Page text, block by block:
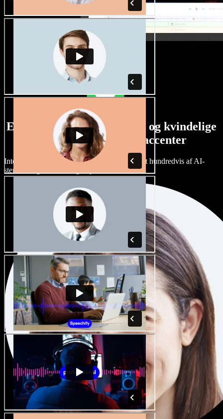
Et stort udvalg af mandlige og kvindelige
stemmer i alverdens accenter
Intet projekt behøver at lyde ens. Vælg blandt hundredvis af AI-
stemmer og accenter, og finjuster dem.